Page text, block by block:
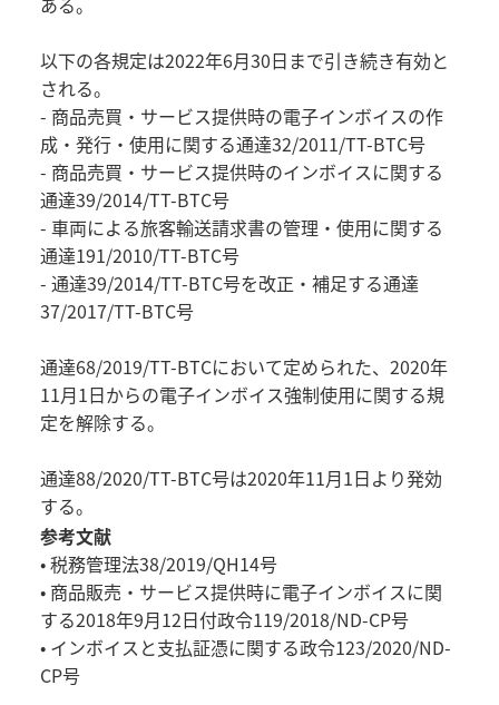
以下の各規定は2022年6月30日まで引き続き有効と
される。
- 商品売買・サービス提供時の電子インボイスの作
成・発行・使用に関する通達32/2011/TT-BTC号
- 商品売買・サービス提供時のインボイスに関する
通達39/2014/TT-BTC号
- 車両による旅客輸送請求書の管理・使用に関する
通達191/2010/TT-BTC号
- 通達39/2014/TT-BTC号を改正・補足する通達
37/2017/TT-BTC号
通達68/2019/TT-BTCにおいて定められた、2020年
11月1日からの電子インボイス強制使用に関する規
定を解除する。
通達88/2020/TT-BTC号は2020年11月1日より発効
する。
参考文献
• 税務管理法38/2019/QH14号
• 商品販売・サービス提供時に電子インボイスに関
する2018年9月12日付政令119/2018/ND-CP号
• インボイスと支払証憑に関する政令123/2020/ND-
CP号